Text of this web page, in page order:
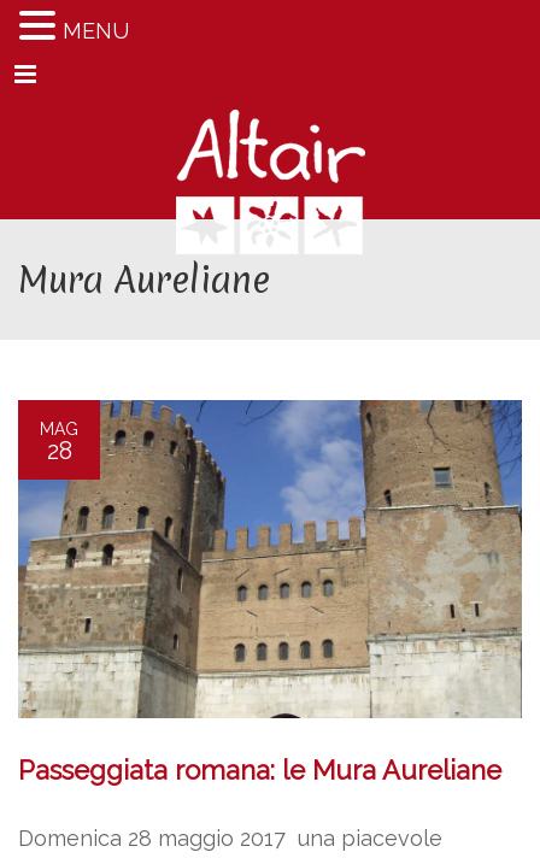
Menu
Mura Aureliane
MAG
28
Passeggiata romana: le Mura Aureliane
Domenica 28 maggio 2017 una piacevole
MENU